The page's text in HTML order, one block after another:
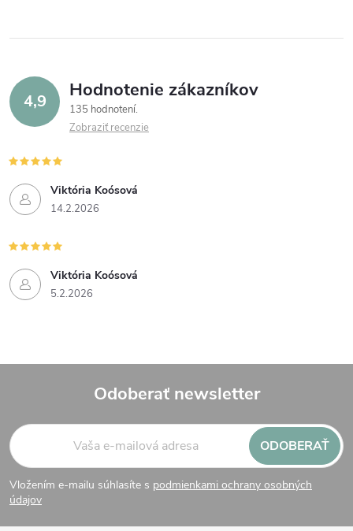
4,9 Hodnotenie zákazníkov
135 hodnotení
Zobraziť recenzie
Viktória Koósová
14.2.2026
Viktória Koósová
5.2.2026
Z
á
p
Odoberať newsletter
Vložením e-mailu súhlasíte s podmienkami ochrany osobných
údajov
ODOBERAŤ